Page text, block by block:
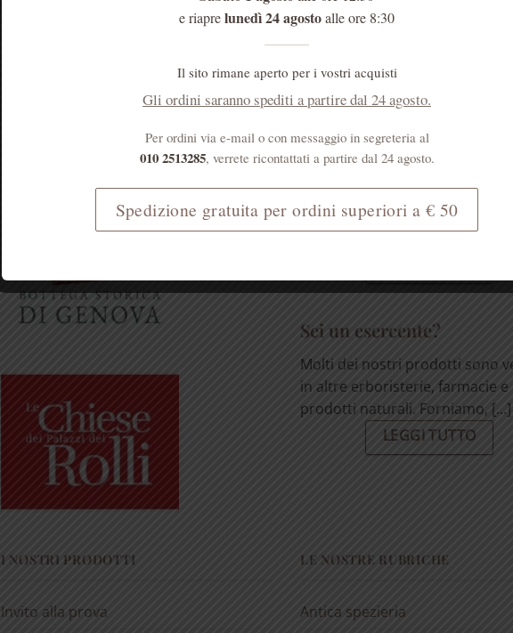
Sei un medico?
I prodotti erboristici svolgono un
importante ruolo nell'attenuare
effetti collaterali dei farmaci.
[...]
Sei un esercente?
Molti dei nostri prodotti sono
in altre erboristerie, farmacie e
prodotti naturali. Forniamo, [...]
LEGGI TUTTO
I NOSTRI PRODOTTI
Invito alla prova
LE NOSTRE RUBRICHE
Antica spezieria
e riaprelunedì 24 agostoalle ore 8:30
Il sito rimane aperto per i vostri acquisti
Gli ordini saranno spediti a partire dal 24 agosto.
Per ordini via e-mail o con messaggio in segreteria al
010 2513285, verrete ricontattati a partire dal 24 agosto.
Spedizione gratuita per ordini superiori a € 50